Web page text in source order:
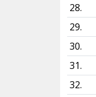
28.
29.
30.
31.
32.